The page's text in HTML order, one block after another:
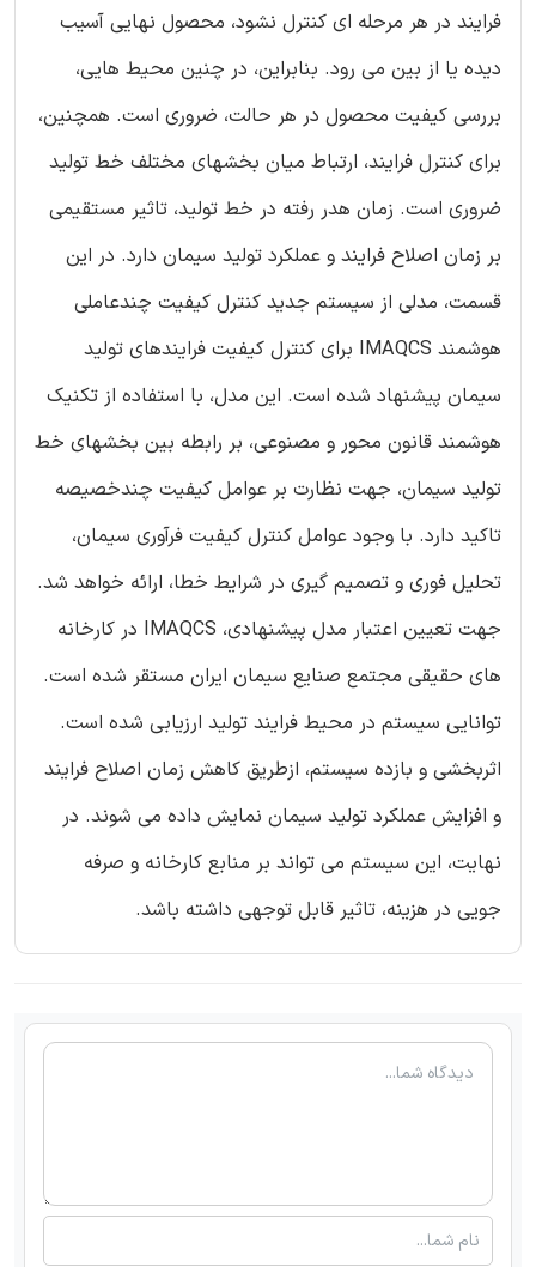
فرایند در هر مرحله ای کنترل نشود، محصول نهایی آسیب
دیده یا از بین می رود. بنابراین، در چنین محیط هایی،
بررسی کیفیت محصول در هر حالت، ضروری است. همچنین،
برای کنترل فرایند، ارتباط میان بخشهای مختلف خط تولید
ضروری است. زمان هدر رفته در خط تولید، تاثیر مستقیمی
بر زمان اصلاح فرایند و عملکرد تولید سیمان دارد. در این
قسمت، مدلی از سیستم جدید کنترل کیفیت چندعاملی
هوشمند IMAQCS برای کنترل کیفیت فرایندهای تولید
سیمان پیشنهاد شده است. این مدل، با استفاده از تکنیک
هوشمند قانون محور و مصنوعی، بر رابطه بین بخشهای خط
تولید سیمان، جهت نظارت بر عوامل کیفیت چندخصیصه
تاکید دارد. با وجود عوامل کنترل کیفیت فرآوری سیمان،
تحلیل فوری و تصمیم گیری در شرایط خطا، ارائه خواهد شد.
جهت تعیین اعتبار مدل پیشنهادی، IMAQCS در کارخانه
های حقیقی مجتمع صنایع سیمان ایران مستقر شده است.
توانایی سیستم در محیط فرایند تولید ارزیابی شده است.
اثربخشی و بازده سیستم، ازطریق کاهش زمان اصلاح فرایند
و افزایش عملکرد تولید سیمان نمایش داده می شوند. در
نهایت، این سیستم می تواند بر منابع کارخانه و صرفه
جویی در هزینه، تاثیر قابل توجهی داشته باشد.